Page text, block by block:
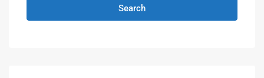
Search